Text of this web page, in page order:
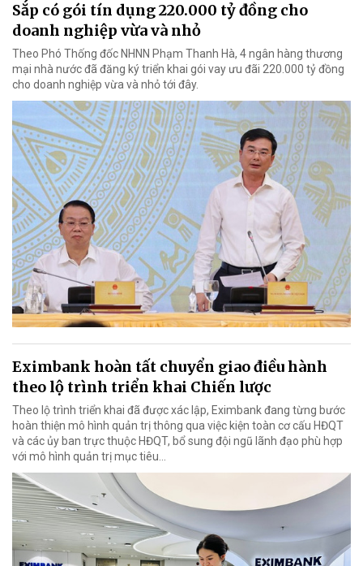
Sắp có gói tín dụng 220.000 tỷ đồng cho
doanh nghiệp vừa và nhỏ
Theo Phó Thống đốc NHNN Phạm Thanh Hà, 4 ngân hàng thương
mại nhà nước đã đăng ký triển khai gói vay ưu đãi 220.000 tỷ đồng
cho doanh nghiệp vừa và nhỏ tới đây.
Eximbank hoàn tất chuyển giao điều hành
theo lộ trình triển khai Chiến lược
Theo lộ trình triển khai đã được xác lập, Eximbank đang từng bước
hoàn thiện mô hình quản trị thông qua việc kiện toàn cơ cấu HĐQT
và các ủy ban trực thuộc HĐQT, bổ sung đội ngũ lãnh đạo phù hợp
với mô hình quản trị mục tiêu...